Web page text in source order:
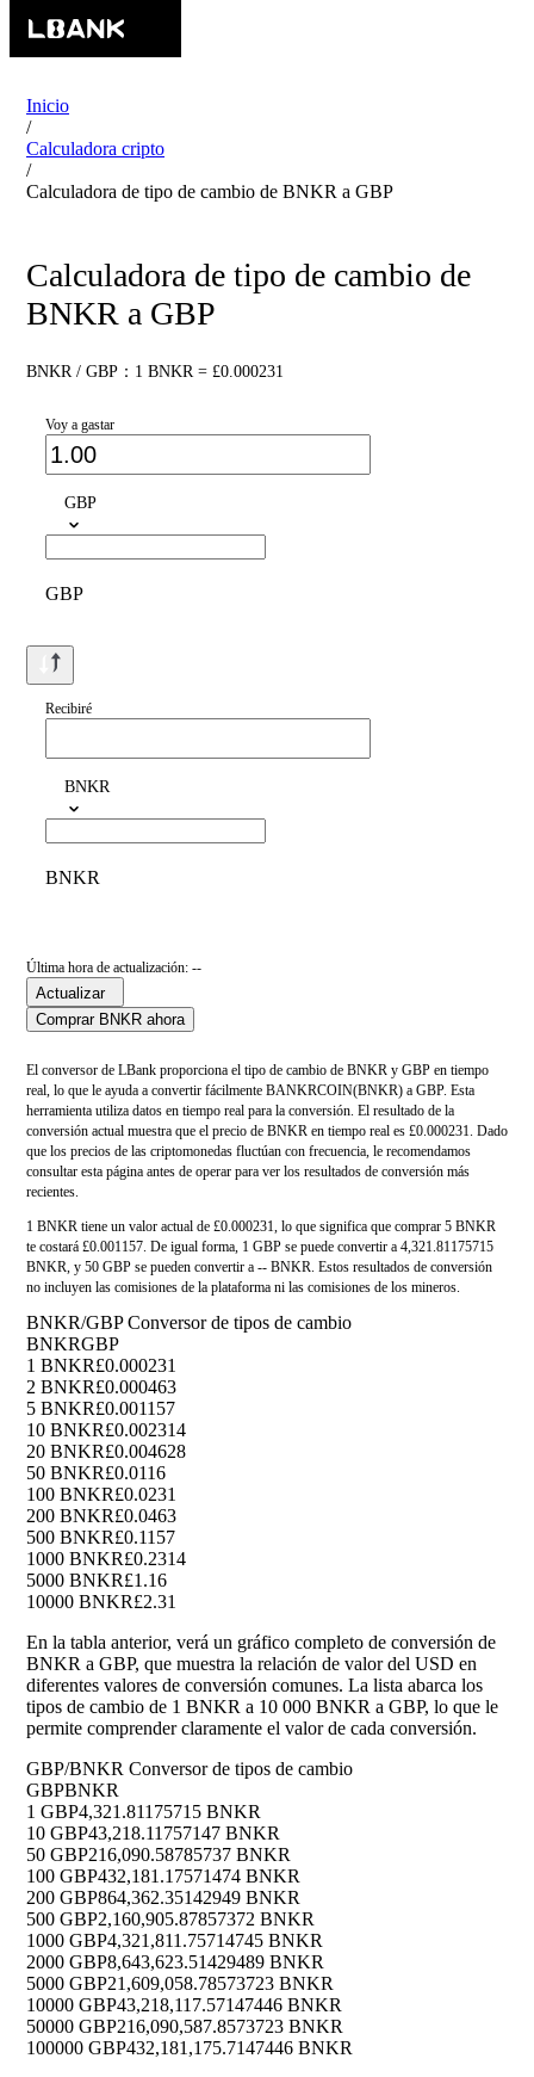
Inicio
/
Calculadora cripto
/
Calculadora de tipo de cambio de BNKR a GBP
Calculadora de tipo de cambio de
BNKR a GBP
BNKR / GBP：1 BNKR = £0.000231
Voy a gastar
GBP
GBP
Recibiré
BNKR
BNKR
Última hora de actualización: --
Actualizar
Comprar BNKR ahora
El conversor de LBank proporciona el tipo de cambio de BNKR y GBP en tiempo
real, lo que le ayuda a convertir fácilmente BANKRCOIN(BNKR) a GBP. Esta
herramienta utiliza datos en tiempo real para la conversión. El resultado de la
conversión actual muestra que el precio de BNKR en tiempo real es £0.000231. Dado
que los precios de las criptomonedas fluctúan con frecuencia, le recomendamos
consultar esta página antes de operar para ver los resultados de conversión más
recientes.
1 BNKR tiene un valor actual de £0.000231, lo que significa que comprar 5 BNKR
te costará £0.001157. De igual forma, 1 GBP se puede convertir a 4,321.81175715
BNKR, y 50 GBP se pueden convertir a -- BNKR. Estos resultados de conversión
no incluyen las comisiones de la plataforma ni las comisiones de los mineros.
BNKR/GBP Conversor de tipos de cambio
BNKRGBP
1 BNKR£0.000231
2 BNKR£0.000463
5 BNKR£0.001157
10 BNKR£0.002314
20 BNKR£0.004628
50 BNKR£0.0116
100 BNKR£0.0231
200 BNKR£0.0463
500 BNKR£0.1157
1000 BNKR£0.2314
5000 BNKR£1.16
10000 BNKR£2.31
En la tabla anterior, verá un gráfico completo de conversión de
BNKR a GBP, que muestra la relación de valor del USD en
diferentes valores de conversión comunes. La lista abarca los
tipos de cambio de 1 BNKR a 10 000 BNKR a GBP, lo que le
permite comprender claramente el valor de cada conversión.
GBP/BNKR Conversor de tipos de cambio
GBPBNKR
1 GBP4,321.81175715 BNKR
10 GBP43,218.11757147 BNKR
50 GBP216,090.58785737 BNKR
100 GBP432,181.17571474 BNKR
200 GBP864,362.35142949 BNKR
500 GBP2,160,905.87857372 BNKR
1000 GBP4,321,811.75714745 BNKR
2000 GBP8,643,623.51429489 BNKR
5000 GBP21,609,058.78573723 BNKR
10000 GBP43,218,117.57147446 BNKR
50000 GBP216,090,587.8573723 BNKR
100000 GBP432,181,175.7147446 BNKR